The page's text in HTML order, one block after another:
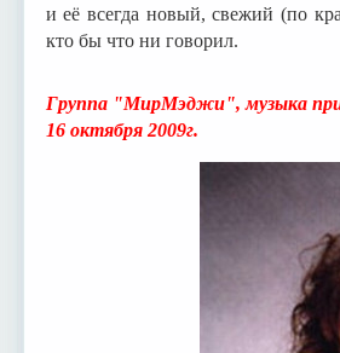
и её всегда новый, свежий (по
кто бы что ни говорил.
Группа "МирМэджи", музыка
16 октября 2009г.